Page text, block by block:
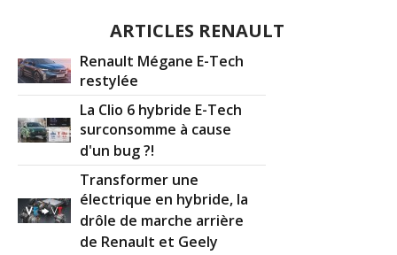
ARTICLES RENAULT
Renault Mégane E-Tech
restylée
La Clio 6 hybride E-Tech
surconsomme à cause
d'un bug ?!
Transformer une
électrique en hybride, la
drôle de marche arrière
de Renault et Geely